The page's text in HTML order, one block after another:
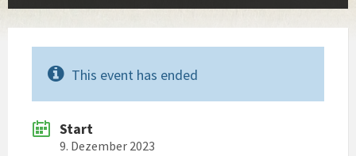
This event has ended
Start
9. Dezember 2023